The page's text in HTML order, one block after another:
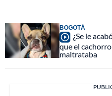
BOGOTÁ
¿Se le
que el
maltrataba